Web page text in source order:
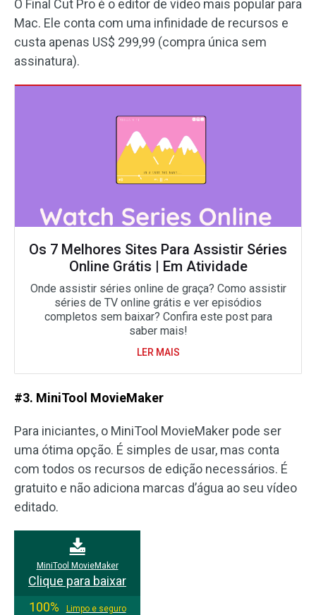
O Final Cut Pro é o editor de vídeo mais popular para
Mac. Ele conta com uma infinidade de recursos e
custa apenas US$ 299,99 (compra única sem
assinatura).
Os 7 Melhores Sites Para Assistir Séries
Online Grátis | Em Atividade
Onde assistir séries online de graça? Como assistir
séries de TV online grátis e ver episódios
completos sem baixar? Confira este post para
saber mais!
LER MAIS
#3. MiniTool MovieMaker
Para iniciantes, o MiniTool MovieMaker pode ser
uma ótima opção. É simples de usar, mas conta
com todos os recursos de edição necessários. É
gratuito e não adiciona marcas d’água ao seu vídeo
editado.
MiniTool MovieMaker
Clique para baixar
100%
Limpo e seguro